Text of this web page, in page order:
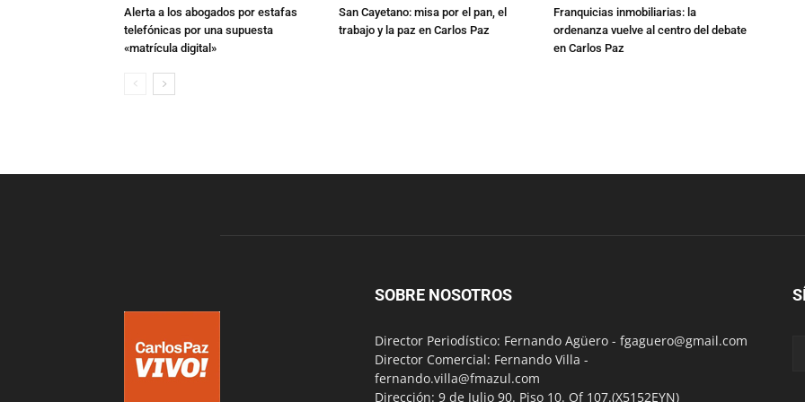
Alerta a los abogados por estafas
telefónicas por una supuesta
«matrícula digital»
San Cayetano: misa por el pan, el
trabajo y la paz en Carlos Paz
Franquicias inmobiliarias: la
ordenanza vuelve al centro del debate
en Carlos Paz
SOBRE NOSOTROS
Director Periodístico: Fernando Agüero - fgaguero@gmail.com
Director Comercial: Fernando Villa -
fernando.villa@fmazul.com
Dirección: 9 de Julio 90. Piso 10. Of 107.(X5152EYN)